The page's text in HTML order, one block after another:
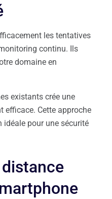
les tentatives
continu. Ils
domaine en
existants crée une
efficace. Cette approche
pour une sécurité